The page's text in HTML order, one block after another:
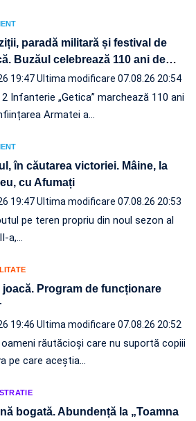
paradă militară și festival de
Buzăul celebrează 110 ani de…
19:47Ultima modificare 07.08.26 20:54
2 Infanterie „Getica” marchează 110 ani
Armatei a…
în căutarea victoriei. Mâine, la
cu Afumați
19:47Ultima modificare 07.08.26 20:53
pe teren propriu din noul sezon al
a,…
joacă. Program de funcționare
19:46 Ultima modificare 07.08.26 20:52
răutăcioși care nu suportă copiii
pe care aceștia…
bogată. Abundență la „Toamna